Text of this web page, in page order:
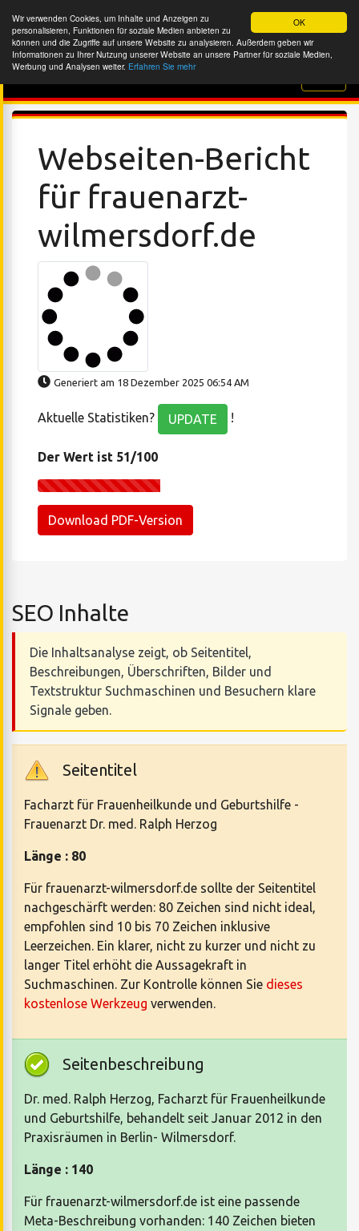
OK
Wir verwenden Cookies, um Inhalte und Anzeigen zu
personalisieren, Funktionen für soziale Medien anbieten zu
können und die Zugriffe auf unsere Website zu analysieren. Außerdem geben wir
Informationen zu Ihrer Nutzung unserer Website an unsere Partner für soziale Medien,
Werbung und Analysen weiter. Erfahren Sie mehr
Website-Überprüfung
Webseiten-Bericht
für frauenarzt-
wilmersdorf.de
Generiert am 18 Dezember 2025 06:54 AM
Aktuelle Statistiken? UPDATE !
Der Wert ist 51/100
Download PDF-Version
SEO Inhalte
Die Inhaltsanalyse zeigt, ob Seitentitel,
Beschreibungen, Überschriften, Bilder und
Textstruktur Suchmaschinen und Besuchern klare
Signale geben.
Seitentitel
Facharzt für Frauenheilkunde und Geburtshilfe -
Frauenarzt Dr. med. Ralph Herzog
Länge : 80
Für frauenarzt-wilmersdorf.de sollte der Seitentitel
nachgeschärft werden: 80 Zeichen sind nicht ideal,
empfohlen sind 10 bis 70 Zeichen inklusive
Leerzeichen. Ein klarer, nicht zu kurzer und nicht zu
langer Titel erhöht die Aussagekraft in
Suchmaschinen. Zur Kontrolle können Sie dieses
kostenlose Werkzeug verwenden.
Seitenbeschreibung
Dr. med. Ralph Herzog, Facharzt für Frauenheilkunde
und Geburtshilfe, behandelt seit Januar 2012 in den
Praxisräumen in Berlin- Wilmersdorf.
Länge : 140
Für frauenarzt-wilmersdorf.de ist eine passende
Meta-Beschreibung vorhanden: 140 Zeichen bieten